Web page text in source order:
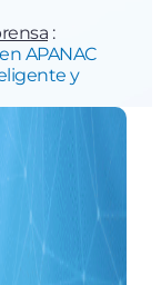
:
APANAC
y